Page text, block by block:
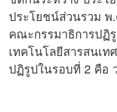
ประโยชน์ส่วนรวม
คณะกรรมาธิการปฏิ
เทคโนโลยีสารสนเท
ปฏิรูปในรอบที่ 2 คือ